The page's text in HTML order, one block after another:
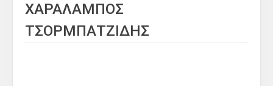
ΧΑΡΑΛΑΜΠΟΣ
ΤΣΟΡΜΠΑΤΖΙΔΗΣ